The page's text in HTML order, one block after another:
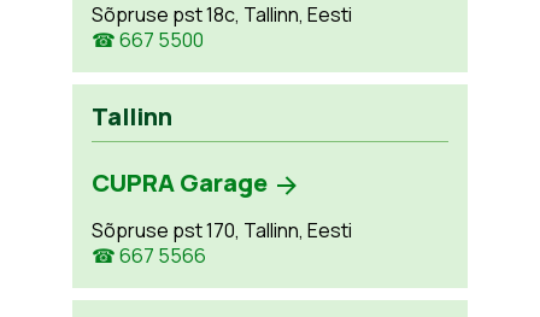
Sõpruse pst 18c, Tallinn, Eesti
☎ 667 5500
Tallinn
CUPRA Garage
Sõpruse pst 170, Tallinn, Eesti
☎ 667 5566